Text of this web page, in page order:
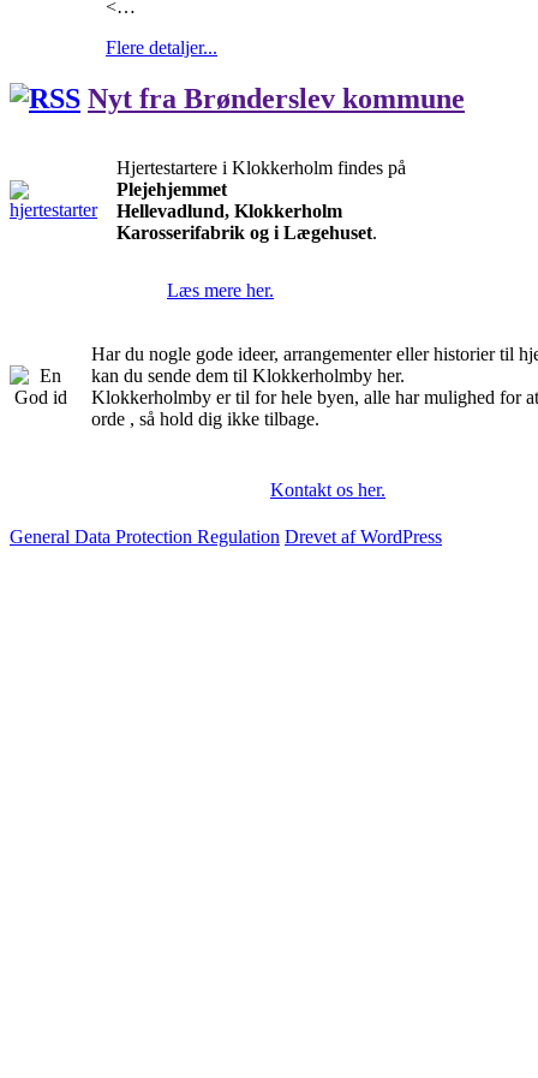
<…
Flere detaljer...
Nyt fra Brønderslev kommune
Hjertestartere i Klokkerholm findes på
Plejehjemmet
Hellevadlund, Klokkerholm
Karosserifabrik og i Lægehuset.
Læs mere her.
Har du nogle gode ideer, arrangementer eller historier til
kan du sende dem til Klokkerholmby her.
Klokkerholmby er til for hele byen, alle har mulighed for
orde , så hold dig ikke tilbage.
Kontakt os her.
General Data Protection Regulation Drevet af WordPress